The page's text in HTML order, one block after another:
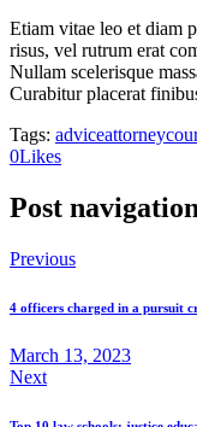
Etiam vitae leo et diam
risus, vel rutrum erat
Nullam scelerisque
Curabitur placerat
Tags: adviceattorney
0Likes
Post
Previous
4 officers charged in a pursuit
March 13, 2023
Next